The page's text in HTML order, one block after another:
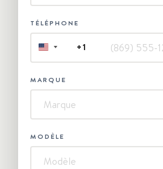
TÉLÉPHONE
UNITED
+1
+1
MARQUE
MODÈLE